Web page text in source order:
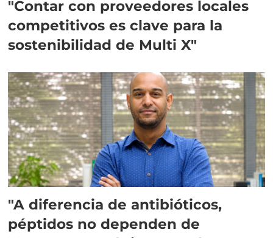
"Contar con proveedores locales
competitivos es clave para la
sostenibilidad de Multi X"
"A diferencia de antibióticos,
péptidos no dependen de